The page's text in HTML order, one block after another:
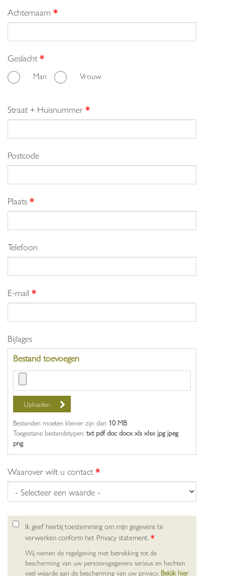
Achternaam *
Geslacht*
Man Vrouw
Straat + Huisnummer *
Postcode
Plaats *
Telefoon
E-mail *
Bijlages
Bestand toevoegen
Bestanden moeten kleiner zijn dan 10 MB.
Toegestane bestandstypen: txt pdf doc docx xls xlsx jpg jpeg
png.
Waarover wilt u contact*
Ik geef hierbij toestemming om mijn gegevens te
verwerken conform het Privacy statement.*
Wij nemen de regelgeving met betrekking tot de
bescherming van uw persoonsgegevens serieus en hechten
veel waarde aan de bescherming van uw privacy. Bekijk hier